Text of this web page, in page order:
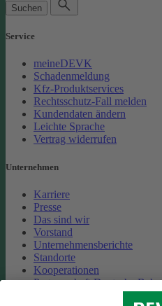
Suchen
Service
meineDEVK
Schadenmeldung
Kfz-Produktservices
Rechtsschutz-Fall melden
Kundendaten ändern
Leichte Sprache
Vertrag widerrufen
Unternehmen
Karriere
Presse
Das sind wir
Vorstand
Unternehmensberichte
Standorte
Kooperationen
Partnerschaft Deutsche Bahn